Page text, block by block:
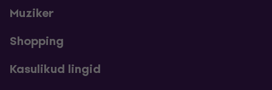
Muziker
Shopping
Kasulikud lingid